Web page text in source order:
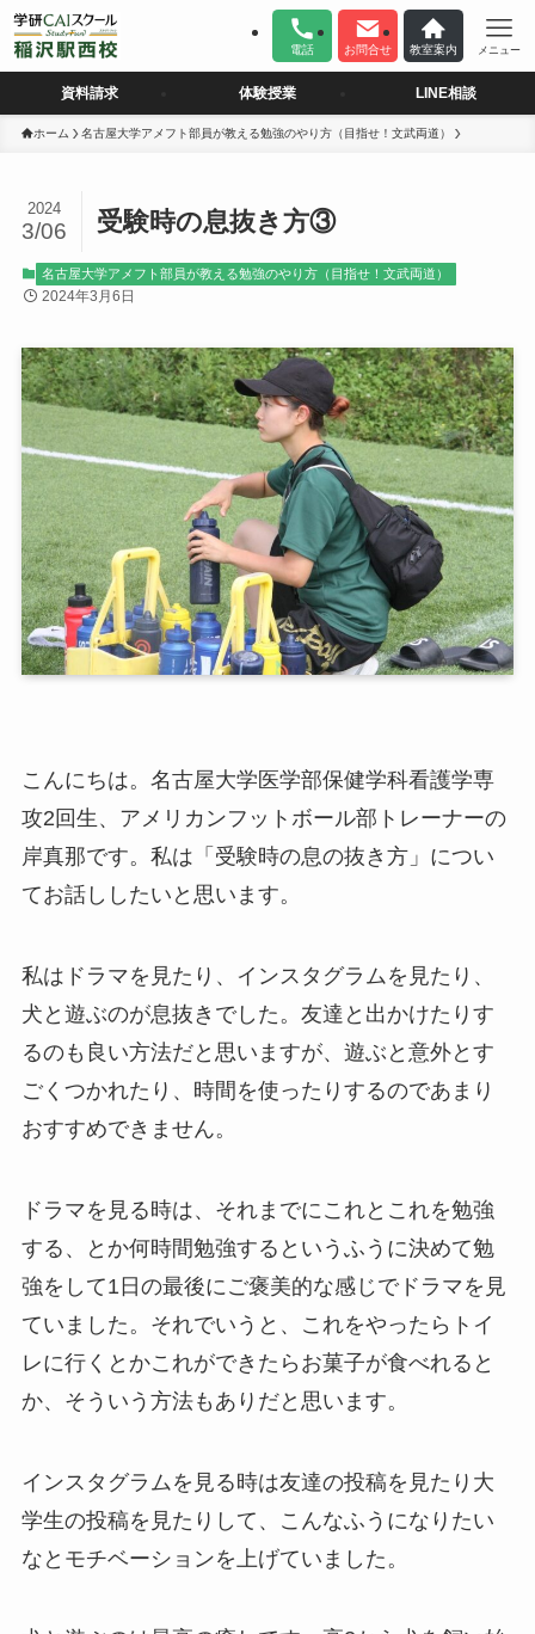
電話 お問合せ 教室案内 メニュー
資料請求 体験授業 LINE相談
ホーム 名古屋大学アメフト部員が教える勉強のやり方（目指せ！文武両道）
受験時の息抜き方③
2024
3/06
名古屋大学アメフト部員が教える勉強のやり方（目指せ！文武両道）
2024年3月6日
こんにちは。名古屋大学医学部保健学科看護学専
攻2回生、アメリカンフットボール部トレーナーの
岸真那です。私は「受験時の息の抜き方」につい
てお話ししたいと思います。
私はドラマを見たり、インスタグラムを見たり、
犬と遊ぶのが息抜きでした。友達と出かけたりす
るのも良い方法だと思いますが、遊ぶと意外とす
ごくつかれたり、時間を使ったりするのであまり
おすすめできません。
ドラマを見る時は、それまでにこれとこれを勉強
する、とか何時間勉強するというふうに決めて勉
強をして1日の最後にご褒美的な感じでドラマを見
ていました。それでいうと、これをやったらトイ
レに行くとかこれができたらお菓子が食べれると
か、そういう方法もありだと思います。
インスタグラムを見る時は友達の投稿を見たり大
学生の投稿を見たりして、こんなふうになりたい
なとモチベーションを上げていました。